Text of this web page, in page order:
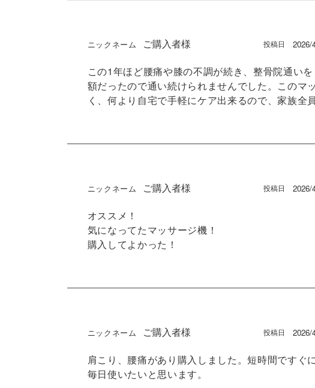
ご購入者様 投稿日 2026/
この1年ほど腰痛や膝の不調が続き、整骨院通い
額だったので通い続けられませんでした。この
く、何より自宅で手軽にケア出来るので、家族全
ご購入者様 投稿日 2026/
オススメ！
気になってたマッサージ機！
購入してよかった！
ご購入者様 投稿日 2026/
肩こり、腰痛があり購入しました。短時間ですぐ
毎日使いたいと思います。